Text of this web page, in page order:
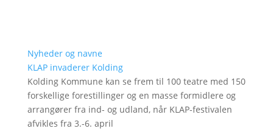
Nyheder og navne
KLAP invaderer Kolding
Kolding Kommune kan se frem til 100 teatre med 150
forskellige forestillinger og en masse formidlere og
arrangører fra ind- og udland, når KLAP-festivalen
afvikles fra 3.-6. april